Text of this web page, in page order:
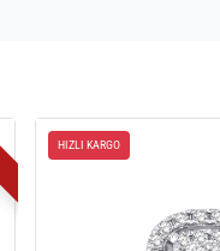
HIZLI KARGO